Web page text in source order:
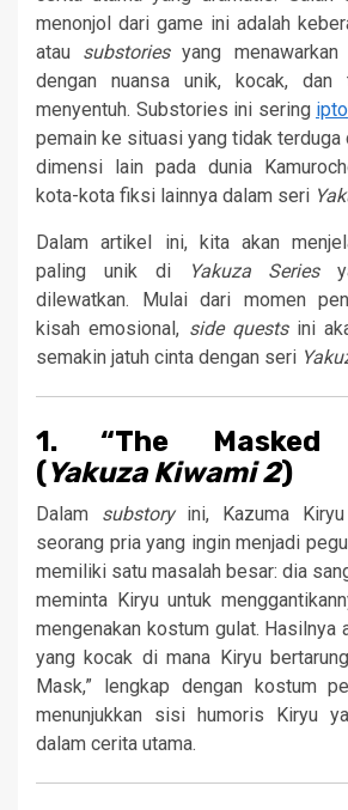
menonjol dari game ini adalah
atau substoriesyang menawarkan
dengan nuansa unik, kocak, dan
menyentuh. Substories ini sering
pemain ke situasi yang tidak terduga
dimensi lain pada dunia
kota-kota fiksi lainnya dalam seri
Dalam artikel ini, kita akan
paling unik di
Yakuza Series
dilewatkan. Mulai dari momen
kisah emosional, side questsini
semakin jatuh cinta dengan seri
1. “The Masked
(Yakuza Kiwami 2)
Dalam substoryini, Kazuma Kiryu
seorang pria yang ingin menjadi
memiliki satu masalah besar: dia
meminta Kiryu untuk
mengenakan kostum gulat. Hasilnya
yang kocak di mana Kiryu
Mask,” lengkap dengan kostum
menunjukkan sisi humoris Kiryu
dalam cerita utama.